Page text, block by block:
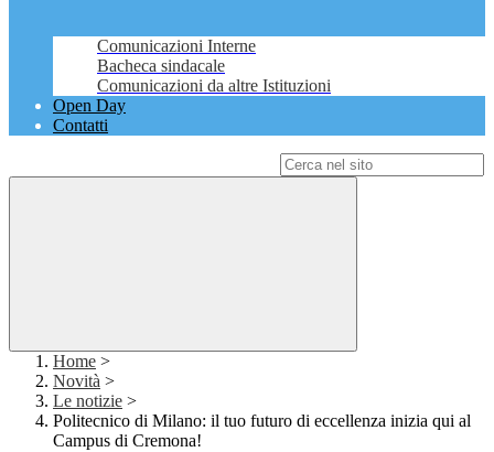
Comunicazioni Interne
Bacheca sindacale
Comunicazioni da altre Istituzioni
Open Day
Contatti
Home >
Novità >
Le notizie >
Politecnico di Milano: il tuo futuro di eccellenza inizia qui al
Campus di Cremona!